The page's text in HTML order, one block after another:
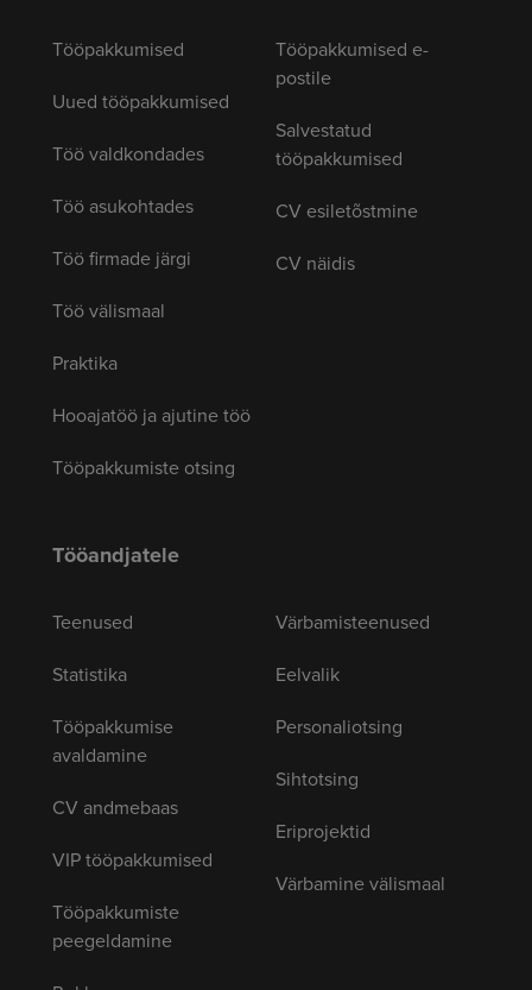
Tööpakkumised
Uued tööpakkumised
Töö valdkondades
Töö asukohtades
Töö firmade järgi
Töö välismaal
Praktika
Hooajatöö ja ajutine töö
Tööpakkumiste otsing
Tööpakkumised e-
postile
Salvestatud
tööpakkumised
CV esiletõstmine
CV näidis
Tööandjatele
Teenused
Statistika
Tööpakkumise
avaldamine
CV andmebaas
VIP tööpakkumised
Tööpakkumiste
peegeldamine
Värbamisteenused
Eelvalik
Personaliotsing
Sihtotsing
Eriprojektid
Värbamine välismaal